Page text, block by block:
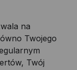
na
Twojego
Twój